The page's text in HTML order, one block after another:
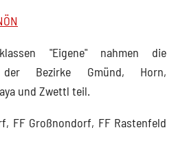
"Eigene" nahmen die
der Bezirke Gmünd, Horn,
und Zwettl teil.
FF Großnondorf, FF Rastenfeld